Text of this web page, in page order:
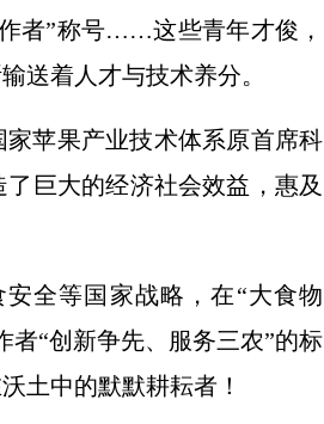
者”称号……这些青年才俊，
送着人才与技术养分。
苹果产业技术体系原首席科
巨大的经济社会效益，惠及
全等国家战略，在“大食物
者“创新争先、服务三农”的标
土中的默默耕耘者！